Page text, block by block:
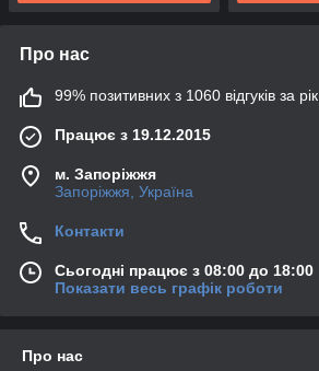
Про нас
99% позитивних з 1060 відгуків за рік
Працює з 19.12.2015
м. Запоріжжя
Запоріжжя, Україна
Контакти
Сьогодні працює з 08:00 до 18:00
Показати весь графік роботи
Про нас